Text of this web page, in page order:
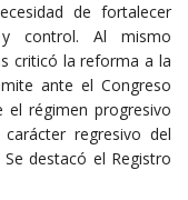
de fortalecer
y control. Al mismo
criticó la reforma a la
ante el Congreso
el régimen progresivo
regresivo del
destacó el Registro